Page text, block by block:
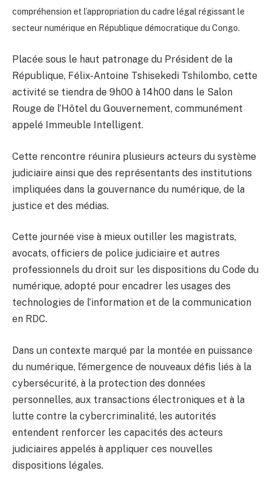
compréhension et l’appropriation du cadre légal régissant le
secteur numérique en République démocratique du Congo.
Placée sous le haut patronage du Président de la
République, Félix-Antoine Tshisekedi Tshilombo, cette
activité se tiendra de 9h00 à 14h00 dans le Salon
Rouge de l’Hôtel du Gouvernement, communément
appelé Immeuble Intelligent.
Cette rencontre réunira plusieurs acteurs du système
judiciaire ainsi que des représentants des institutions
impliquées dans la gouvernance du numérique, de la
justice et des médias.
Cette journée vise à mieux outiller les magistrats,
avocats, officiers de police judiciaire et autres
professionnels du droit sur les dispositions du Code du
numérique, adopté pour encadrer les usages des
technologies de l’information et de la communication
en RDC.
Dans un contexte marqué par la montée en puissance
du numérique, l’émergence de nouveaux défis liés à la
cybersécurité, à la protection des données
personnelles, aux transactions électroniques et à la
lutte contre la cybercriminalité, les autorités
entendent renforcer les capacités des acteurs
judiciaires appelés à appliquer ces nouvelles
dispositions légales.